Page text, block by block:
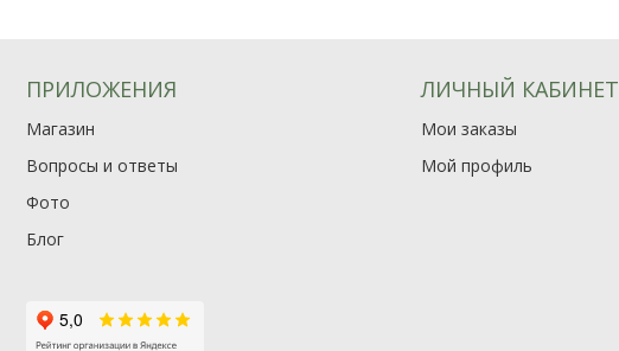
ПРИЛОЖЕНИЯ
Магазин
Вопросы и ответы
Фото
Блог
ЛИЧНЫЙ КАБИНЕТ
Мои заказы
Мой профиль